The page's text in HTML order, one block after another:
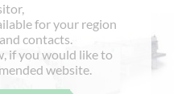
for your region
contacts.
if you would like to
website.